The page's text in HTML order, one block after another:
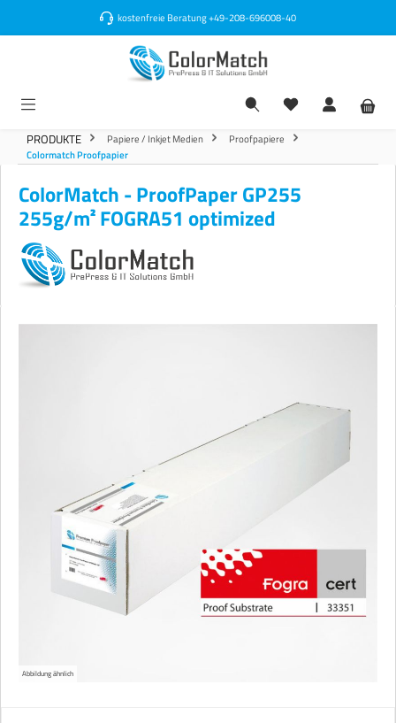
kostenfreie Beratung+49-208-696008-40
PRODUKTE Papiere / Inkjet Medien
Proofpapiere
Colormatch Proofpapier
ColorMatch - ProofPaper GP255
255g/m² FOGRA51 optimized
Abbildung ähnlich